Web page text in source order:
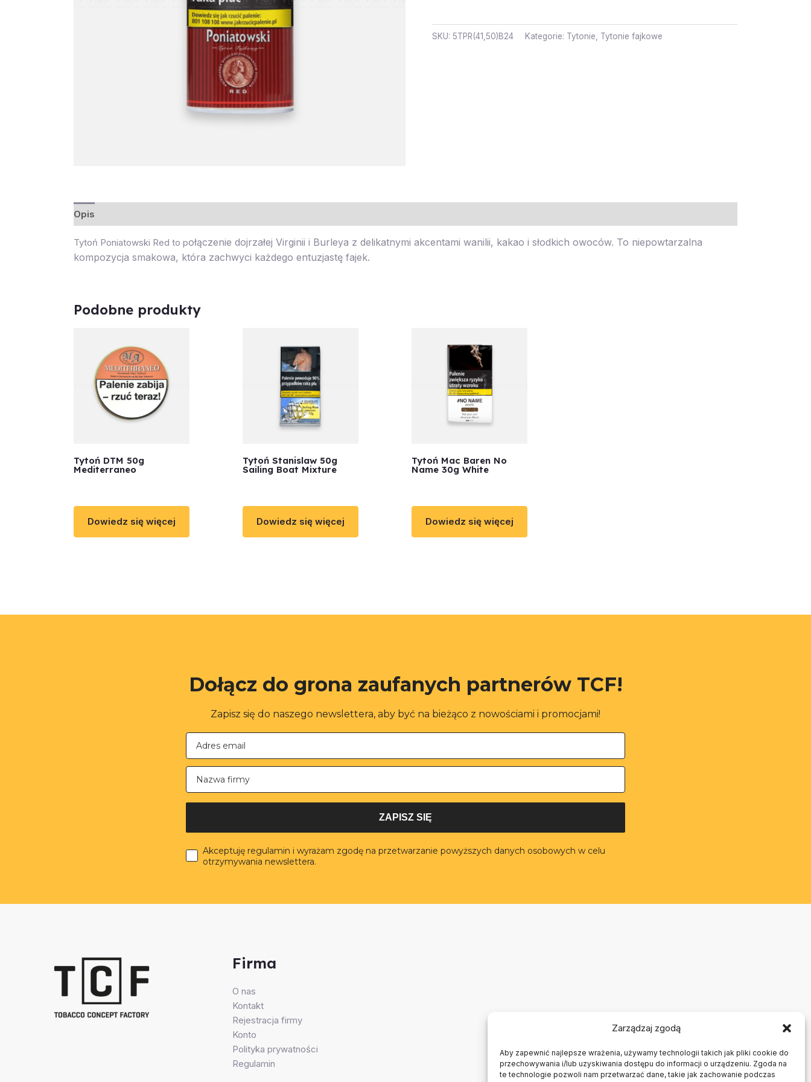
Zarządzaj zgodą
Aby zapewnić najlepsze wrażenia, używamy technologii takich jak pliki cookie do
przechowywania i/lub uzyskiwania dostępu do informacji o urządzeniu. Zgoda na
te technologie pozwoli nam przetwarzać dane, takie jak zachowanie podczas
SKU: 5TPR(41,50)B24 Kategorie: Tytonie, Tytonie fajkowe
Opis
Tytoń Poniatowski Red to połączenie dojrzałej Virginii i Burleya z delikatnymi akcentami wanilii, kakao i słodkich owoców. To niepowtarzalna
kompozycja smakowa, która zachwyci każdego entuzjastę fajek.
Podobne produkty
Tytoń DTM 50g
Mediterraneo
Dowiedz się więcej
Tytoń Stanislaw 50g
Sailing Boat Mixture
Dowiedz się więcej
Tytoń Mac Baren No
Name 30g White
Dowiedz się więcej
Dołącz do grona zaufanych partnerów TCF!
Zapisz się do naszego newslettera, aby być na bieżąco z nowościami i promocjami!
Nazwa firmy
ZAPISZ SIĘ
Akceptuję regulamin i wyrażam zgodę na przetwarzanie powyższych danych osobowych w celu
otrzymywania newslettera.
Firma
O nas
Kontakt
Rejestracja firmy
Konto
Polityka prywatności
Regulamin